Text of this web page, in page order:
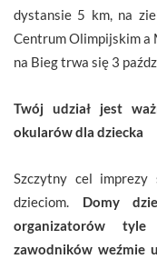
dystansie 5 km, na
Centrum Olimpijskim a
na Bieg trwa się 3
Twój udział jest
okularów dla dziecka
Szczytny cel imprezy
dzieciom.
Domy
organizatorów
zawodników weźmie